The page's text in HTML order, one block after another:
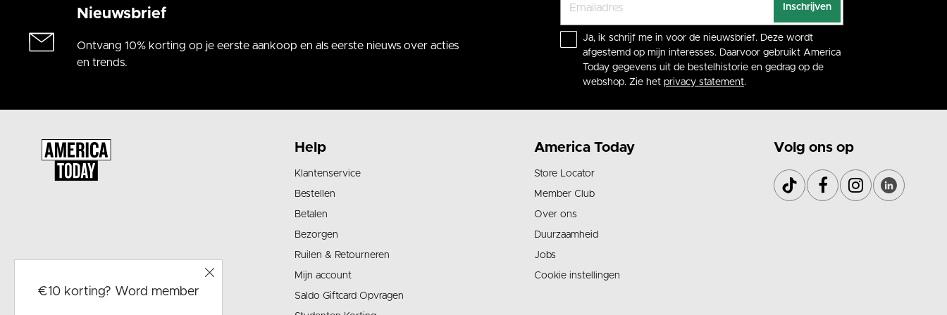
Nieuwsbrief
Ontvang 10% korting op je eerste aankoop en als eerste nieuws over acties
en trends.
Inschrijven
Ja, ik schrijf me in voor de nieuwsbrief. Deze wordt
afgestemd op mijn interesses. Daarvoor gebruikt America
Today gegevens uit de bestelhistorie en gedrag op de
webshop. Zie het privacy statement.
Help
Klantenservice
Bestellen
Betalen
Bezorgen
Ruilen & Retourneren
Mijn account
Saldo Giftcard Opvragen
America Today
Store Locator
Member Club
Over ons
Duurzaamheid
Jobs
Cookie instellingen
Volg ons op
€10 korting? Word member